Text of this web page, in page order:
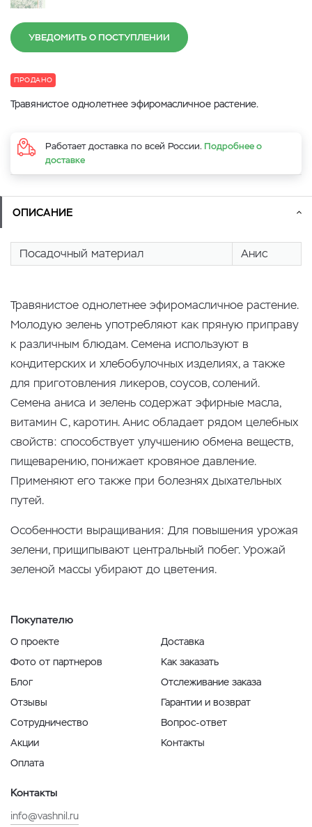
УВЕДОМИТЬ О ПОСТУПЛЕНИИ
ПРОДАНО
Травянистое однолетнее эфиромасличное растение.
Работает доставка по всей России. Подробнее о
доставке
ОПИСАНИЕ
Посадочный материал Анис
Травянистое однолетнее эфиромасличное растение.
Молодую зелень употребляют как пряную приправу
к различным блюдам. Семена используют в
кондитерских и хлебобулочных изделиях, а также
для приготовления ликеров, соусов, солений.
Семена аниса и зелень содержат эфирные масла,
витамин С, каротин. Анис обладает рядом целебных
свойств: способствует улучшению обмена веществ,
пищеварению, понижает кровяное давление.
Применяют его также при болезнях дыхательных
путей.
Особенности выращивания: Для повышения урожая
зелени, прищипывают центральный побег. Урожай
зеленой массы убирают до цветения.
Покупателю
О проекте
Фото от партнеров
Блог
Отзывы
Сотрудничество
Акции
Оплата
Доставка
Как заказать
Отслеживание заказа
Гарантии и возврат
Вопрос-ответ
Контакты
Контакты
info@vashnil.ru